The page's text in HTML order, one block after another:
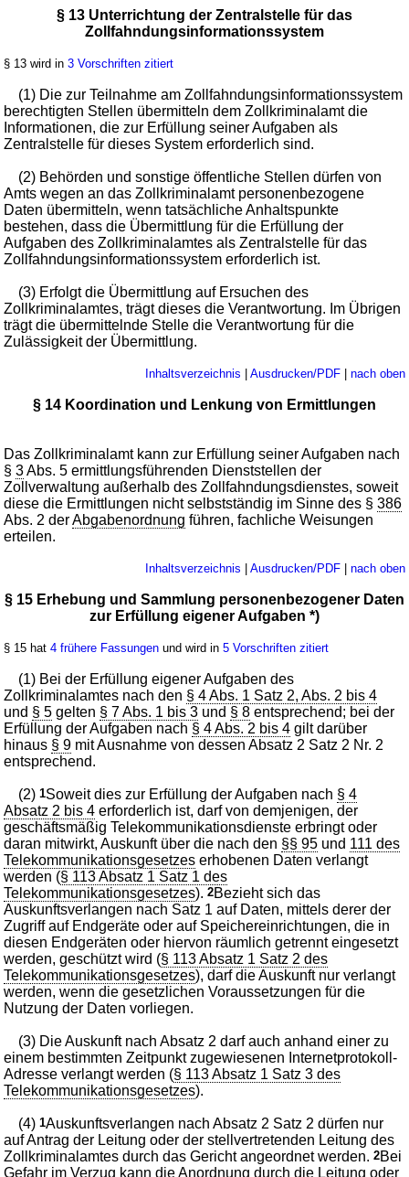
§ 13 Unterrichtung der Zentralstelle für das
Zollfahndungsinformationssystem
§ 13 wird in3 Vorschriften zitiert
(1) Die zur Teilnahme am Zollfahndungsinformationssystem
berechtigten Stellen übermitteln dem Zollkriminalamt die
Informationen, die zur Erfüllung seiner Aufgaben als
Zentralstelle für dieses System erforderlich sind.
(2) Behörden und sonstige öffentliche Stellen dürfen von
Amts wegen an das Zollkriminalamt personenbezogene
Daten übermitteln, wenn tatsächliche Anhaltspunkte
bestehen, dass die Übermittlung für die Erfüllung der
Aufgaben des Zollkriminalamtes als Zentralstelle für das
Zollfahndungsinformationssystem erforderlich ist.
(3) Erfolgt die Übermittlung auf Ersuchen des
Zollkriminalamtes, trägt dieses die Verantwortung. Im Übrigen
trägt die übermittelnde Stelle die Verantwortung für die
Zulässigkeit der Übermittlung.
Inhaltsverzeichnis Ausdrucken/PDF| nach oben
§ 14 Koordination und Lenkung von Ermittlungen
Das Zollkriminalamt kann zur Erfüllung seiner Aufgaben nach
§3Abs. 5 ermittlungsführenden Dienststellen der
Zollverwaltung außerhalb des Zollfahndungsdienstes, soweit
diese die Ermittlungen nicht selbstständig im Sinne des §386
Abs. 2 derAbgabenordnung führen, fachliche Weisungen
erteilen.
Inhaltsverzeichnis Ausdrucken/PDF| nach oben
§ 15 Erhebung und Sammlung personenbezogener Daten
zur Erfüllung eigener Aufgaben *)
§ 15 hat4 frühere Fassungen und wird in5 Vorschriften zitiert
(1) Bei der Erfüllung eigener Aufgaben des
Zollkriminalamtes nach den § 4 Abs. 1 Satz 2, Abs. 2 bis 4
und § 5 gelten § 7 Abs. 1 bis 3 und § 8 entsprechend; bei der
Erfüllung der Aufgaben nach § 4 Abs. 2 bis 4 gilt darüber
hinaus § 9 mit Ausnahme von dessen Absatz 2 Satz 2 Nr. 2
entsprechend.
(2)1Soweit dies zur Erfüllung der Aufgaben nach § 4
Absatz 2 bis 4 erforderlich ist, darf von demjenigen, der
geschäftsmäßig Telekommunikationsdienste erbringt oder
daran mitwirkt, Auskunft über die nach den §§ 95 und 111 des
Telekommunikationsgesetzes erhobenen Daten verlangt
werden (§ 113 Absatz 1 Satz 1 des
Telekommunikationsgesetzes).2Bezieht sich das
Auskunftsverlangen nach Satz 1 auf Daten, mittels derer der
Zugriff auf Endgeräte oder auf Speichereinrichtungen, die in
diesen Endgeräten oder hiervon räumlich getrennt eingesetzt
werden, geschützt wird (§ 113 Absatz 1 Satz 2 des
Telekommunikationsgesetzes), darf die Auskunft nur verlangt
werden, wenn die gesetzlichen Voraussetzungen für die
Nutzung der Daten vorliegen.
(3) Die Auskunft nach Absatz 2 darf auch anhand einer zu
einem bestimmten Zeitpunkt zugewiesenen Internetprotokoll-
Adresse verlangt werden (§ 113 Absatz 1 Satz 3 des
Telekommunikationsgesetzes).
(4)1Auskunftsverlangen nach Absatz 2 Satz 2 dürfen nur
auf Antrag der Leitung oder der stellvertretenden Leitung des
Zollkriminalamtes durch das Gericht angeordnet werden.2Bei
Gefahr im Verzug kann die Anordnung durch die Leitung oder